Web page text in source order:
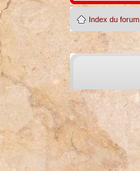
Index du forum